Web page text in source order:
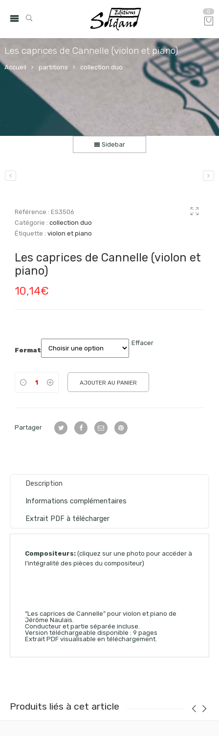
0
Les caprices de Cannelle (violon et piano)
Accueil partitions collection duo
Sidebar
Référence :ES3506
Catégorie :collection duo
Étiquette :violon et piano
Les caprices de Cannelle (violon et
piano)
10,14€
Format
Effacer
AJOUTER AU PANIER
Partager
Description
Informations complémentaires
Extrait PDF à télécharger
Compositeurs: (cliquez sur une photo pour accéder à
l’intégralité des pièces du compositeur)
“Les caprices de Cannelle” pour violon et piano de
Jérôme Naulais.
Conducteur et partie séparée incluse.
Version téléchargeable disponible : 9 pages
Extrait PDF visualisable en téléchargement.
Produits liés à cet article